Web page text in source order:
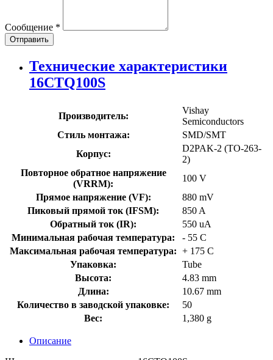
Сообщение *
Отправить
Технические характеристики
16CTQ100S
Производитель:
Vishay
Semiconductors
Стиль монтажа:
SMD/SMT
Корпус:
D2PAK-2 (TO-263-
2)
Повторное обратное напряжение
(VRRM):
100 V
Прямое напряжение (VF):
880 mV
Пиковый прямой ток (IFSM):
850 A
Обратный ток (IR):
550 uA
Минимальная рабочая температура:
- 55 C
Максимальная рабочая температура: + 175 C
Упаковка:
Tube
Высота:
4.83 mm
Длина:
10.67 mm
Количество в заводской упаковке:
50
Вес:
1,380 g
Описание